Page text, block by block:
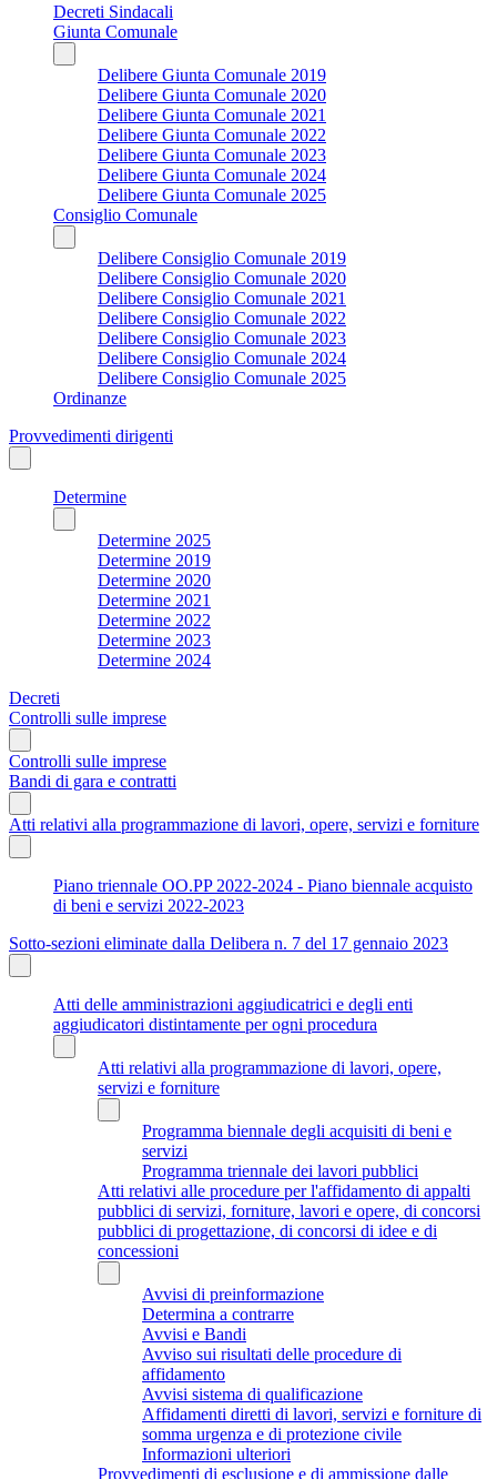
Decreti Sindacali
Giunta Comunale
Delibere Giunta Comunale 2019
Delibere Giunta Comunale 2020
Delibere Giunta Comunale 2021
Delibere Giunta Comunale 2022
Delibere Giunta Comunale 2023
Delibere Giunta Comunale 2024
Delibere Giunta Comunale 2025
Consiglio Comunale
Delibere Consiglio Comunale 2019
Delibere Consiglio Comunale 2020
Delibere Consiglio Comunale 2021
Delibere Consiglio Comunale 2022
Delibere Consiglio Comunale 2023
Delibere Consiglio Comunale 2024
Delibere Consiglio Comunale 2025
Ordinanze
Provvedimenti dirigenti
Determine
Determine 2025
Determine 2019
Determine 2020
Determine 2021
Determine 2022
Determine 2023
Determine 2024
Decreti
Controlli sulle imprese
Controlli sulle imprese
Bandi di gara e contratti
Atti relativi alla programmazione di lavori, opere, servizi e forniture
Piano triennale OO.PP 2022-2024 - Piano biennale acquisto
di beni e servizi 2022-2023
Sotto-sezioni eliminate dalla Delibera n. 7 del 17 gennaio 2023
Atti delle amministrazioni aggiudicatrici e degli enti
aggiudicatori distintamente per ogni procedura
Atti relativi alla programmazione di lavori, opere,
servizi e forniture
Programma biennale degli acquisiti di beni e
servizi
Programma triennale dei lavori pubblici
Atti relativi alle procedure per l'affidamento di appalti
pubblici di servizi, forniture, lavori e opere, di concorsi
pubblici di progettazione, di concorsi di idee e di
concessioni
Avvisi di preinformazione
Determina a contrarre
Avvisi e Bandi
Avviso sui risultati delle procedure di
affidamento
Avvisi sistema di qualificazione
Affidamenti diretti di lavori, servizi e forniture di
somma urgenza e di protezione civile
Informazioni ulteriori
Provvedimenti di esclusione e di ammissione dalle